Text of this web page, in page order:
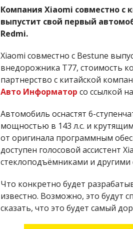
Компания Xiaomi совместно с
выпустит свой первый
Redmi.
Xiaomi совместно с Bestune
внедорожника Т77, стоимость
партнерство с китайской
Авто Информатор со ссылкой на
Автомобиль оснастят 6-
мощностью в 143 л.с. и
от оригинала программным
доступен голосовой ассистент
стеклоподъёмниками и другими
Что конкретно будет
известно. Возможно, это будут
сказать, что это будет самый